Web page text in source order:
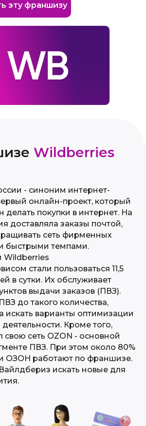
эту франшизу
Wildberries
- синоним интернет-
онлайн-проект, который
делать покупки в интернет. На
доставляла заказы почтой,
сеть фирменных
быстрыми темпами.
Wildberries
стали пользоваться 11,5
в сутки. Их обслуживает
выдачи заказов (ПВЗ).
до такого количества,
искать варианты оптимизации
Кроме того,
свою сеть OZON - основной
ПВЗ. При этом около 80%
ОЗОН работают по франшизе.
искать новые для